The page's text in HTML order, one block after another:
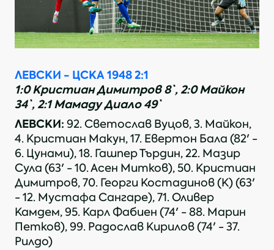
ЛЕВСКИ - ЦСКА 1948 2:1
1:0 Кристиан Димитров 8`, 2:0 Майкон
34`, 2:1 Мамаду Диало 49`
ЛЕВСКИ: 92. Светослав Вуцов, 3. Майкон,
4. Кристиан Макун, 17. Евертон Бала (82' -
6. Цунами), 18. Гашпер Търдин, 22. Мазир
Сула (63' - 10. Асен Митков), 50. Кристиан
Димитров, 70. Георги Костадинов (К) (63'
- 12. Мустафа Сангаре), 71. Оливер
Камдем, 95. Карл Фабиен (74' - 88. Марин
Петков), 99. Радослав Кирилов (74' - 37.
Рилдо)